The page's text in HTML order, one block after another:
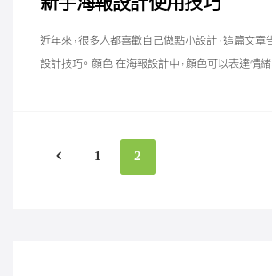
近年來，很多人都喜歡自己做點小設計，這篇文章
設計技巧。 顏色 在海報設計中，顏色可以表達情
1 2